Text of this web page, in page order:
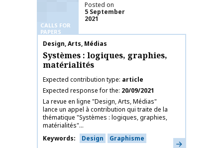
CALLS FOR
PAPERS
Posted on
5 September
2021
Publication name
Design, Arts, Médias
Systèmes : logiques, graphies,
matérialités
Expected contribution type article
Expected response for the 20/09/2021
La revue en ligne "Design, Arts, Médias"
lance un appel à contribution qui traite de la
thématique "Systèmes : logiques, graphies,
matérialités"...
Keywords
Design Graphisme Learn more